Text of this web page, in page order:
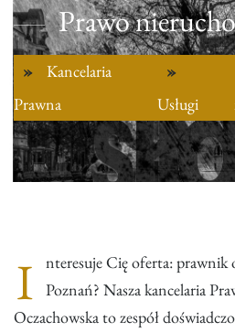
Prawo
Kancelaria
Prawna
Usługi
I
nteresuje Cię oferta: prawnik
Poznań? Nasza kancelaria
Oczachowska to zespół